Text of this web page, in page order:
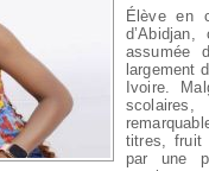
Élève en
assumée
largement
Ivoire.
titres, fruit
par une